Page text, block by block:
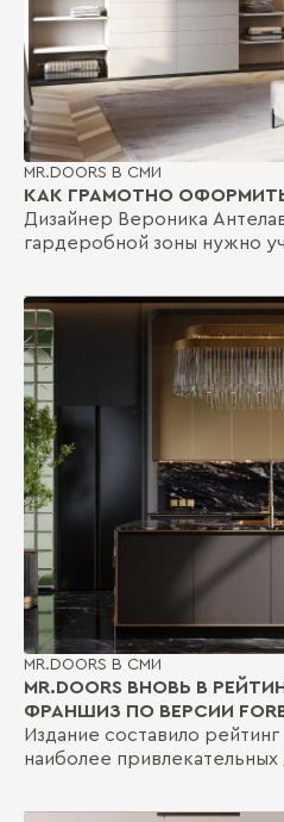
MR.DOORS В СМИ
КАК ГРАМОТНО
Дизайнер Вероника
гардеробной зоны нужно
MR.DOORS В СМИ
MR.DOORS ВНОВЬ В
ФРАНШИЗ ПО ВЕРСИИ
Издание составило
наиболее привлекательных